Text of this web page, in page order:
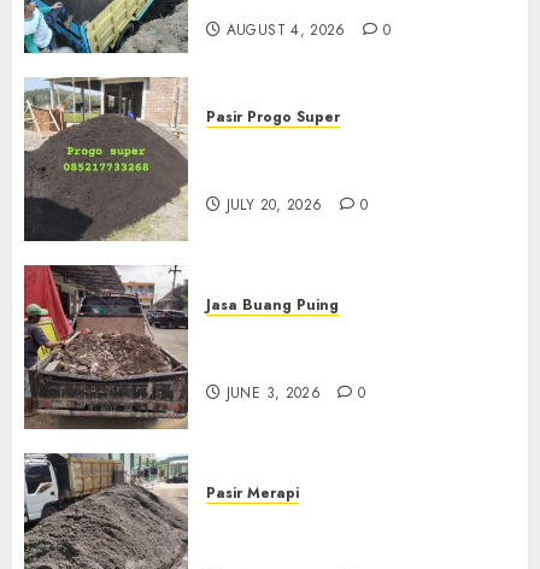
AUGUST 4, 2026 0
Pasir Progo Super
JULY 20, 2026 0
Jasa Buang Puing
JUNE 3, 2026 0
Pasir Merapi